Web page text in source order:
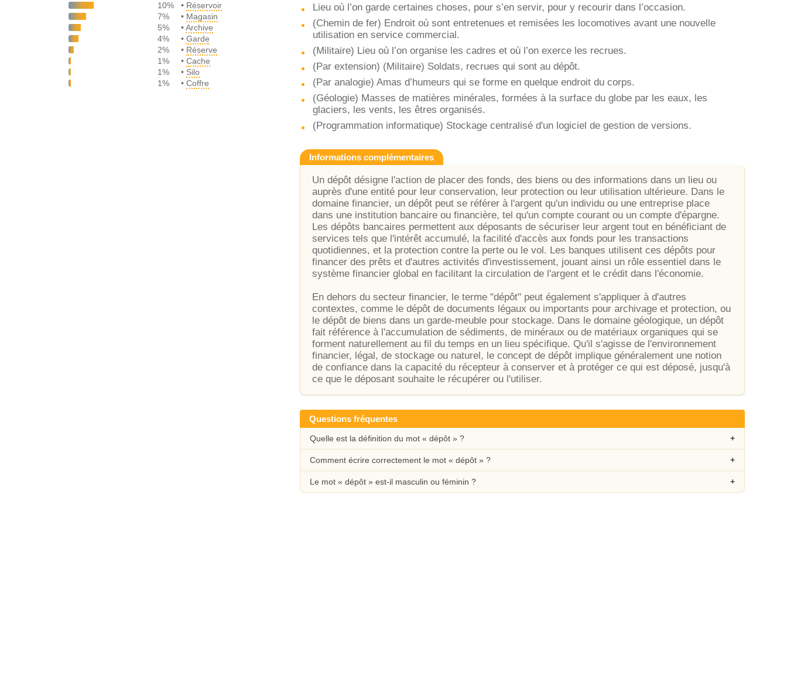
10%
• Réservoir
7%
• Magasin
5%
•Archive
4%
• Garde
2%
• Réserve
1%
• Cache
1%
• Silo
1%
• Coffre
Lieu où l’on garde certaines choses, pour s’en servir, pour y recourir dans l’occasion.
(Chemin de fer) Endroit où sont entretenues et remisées les locomotives avant une nouvelle
utilisation en service commercial.
(Militaire) Lieu où l’on organise les cadres et où l’on exerce les recrues.
(Par extension) (Militaire) Soldats, recrues qui sont au dépôt.
(Par analogie) Amas d’humeurs qui se forme en quelque endroit du corps.
(Géologie) Masses de matières minérales, formées à la surface du globe par les eaux, les
glaciers, les vents, les êtres organisés.
(Programmation informatique) Stockage centralisé d'un logiciel de gestion de versions.
Informations complémentaires
Un dépôt désigne l'action de placer des fonds, des biens ou des informations dans un lieu ou
auprès d'une entité pour leur conservation, leur protection ou leur utilisation ultérieure. Dans le
domaine financier, un dépôt peut se référer à l'argent qu'un individu ou une entreprise place
dans une institution bancaire ou financière, tel qu'un compte courant ou un compte d'épargne.
Les dépôts bancaires permettent aux déposants de sécuriser leur argent tout en bénéficiant de
services tels que l'intérêt accumulé, la facilité d'accès aux fonds pour les transactions
quotidiennes, et la protection contre la perte ou le vol. Les banques utilisent ces dépôts pour
financer des prêts et d'autres activités d'investissement, jouant ainsi un rôle essentiel dans le
système financier global en facilitant la circulation de l'argent et le crédit dans l'économie.
En dehors du secteur financier, le terme "dépôt" peut également s'appliquer à d'autres
contextes, comme le dépôt de documents légaux ou importants pour archivage et protection, ou
le dépôt de biens dans un garde-meuble pour stockage. Dans le domaine géologique, un dépôt
fait référence à l'accumulation de sédiments, de minéraux ou de matériaux organiques qui se
forment naturellement au fil du temps en un lieu spécifique. Qu'il s'agisse de l'environnement
financier, légal, de stockage ou naturel, le concept de dépôt implique généralement une notion
de confiance dans la capacité du récepteur à conserver et à protéger ce qui est déposé, jusqu'à
ce que le déposant souhaite le récupérer ou l'utiliser.
Questions fréquentes
Quelle est la définition du mot « dépôt » ?
Comment écrire correctement le mot « dépôt » ?
Le mot « dépôt » est-il masculin ou féminin ?